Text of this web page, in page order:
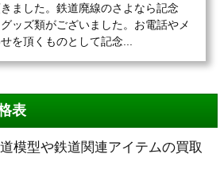
ました。鉄道廃線のさよなら記念
ッズ類がございました。お電話やメ
を頂くものとして記念...
表
模型や鉄道関連アイテムの買取